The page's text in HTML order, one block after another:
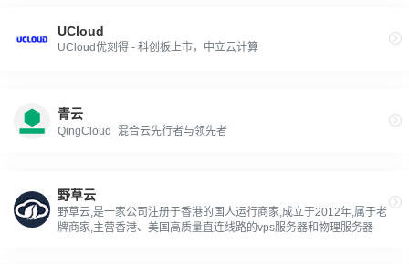
UCloud
UCloud优刻得 - 科创板上市，中立云计算
青云
QingCloud_混合云先行者与领先者
野草云
野草云,是一家公司注册于香港的国人运行商家,成立于2012年,属于老
牌商家,主营香港、美国高质量直连线路的vps服务器和物理服务器